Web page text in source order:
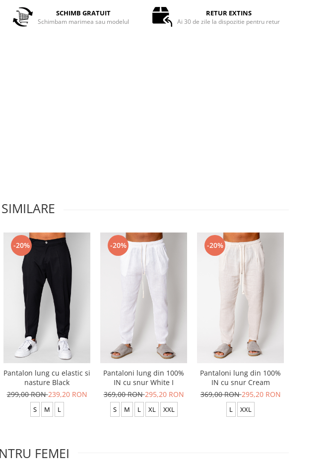
SCHIMB GRATUIT
Schimbam marimea sau modelul
RETUR EXTINS
Ai 30 de zile la dispozitie pentru retur
-20%
Pantalon lung cu elastic si
nasture Black
299,00 RON239,20 RON
S M L
-20%
Pantaloni lung din 100%
IN cu snur White I
369,00 RON295,20 RON
S M L XL XXL
-20%
Pantaloni lung din 100%
IN cu snur Cream
369,00 RON295,20 RON
L XXL
FEMEI